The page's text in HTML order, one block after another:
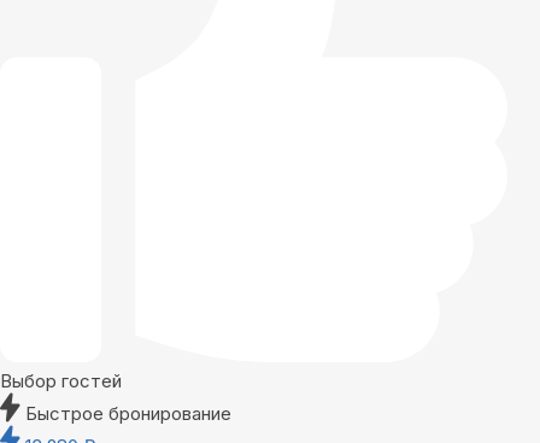
Выбор гостей
Быстрое бронирование